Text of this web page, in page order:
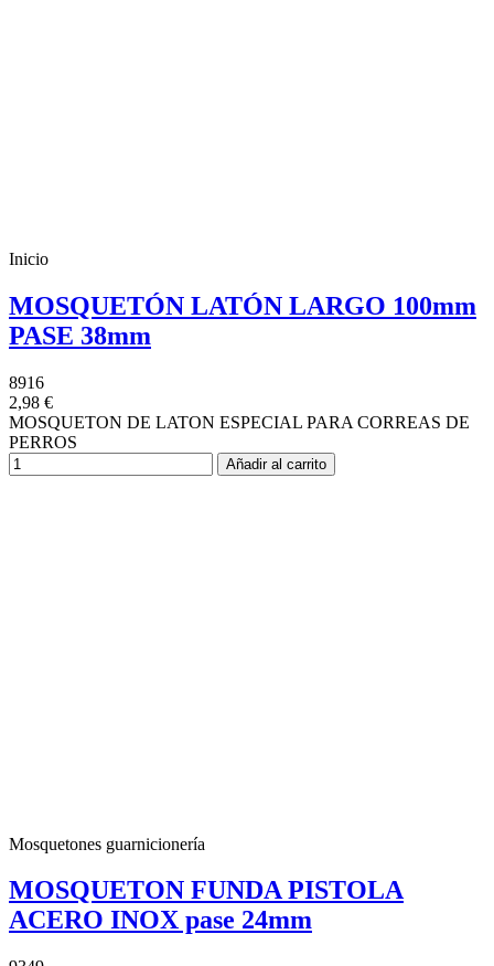
Inicio
MOSQUETÓN LATÓN LARGO 100mm
PASE 38mm
8916
2,98 €
MOSQUETON DE LATON ESPECIAL PARA CORREAS DE
PERROS
Añadir al carrito
Mosquetones guarnicionería
MOSQUETON FUNDA PISTOLA
ACERO INOX pase 24mm